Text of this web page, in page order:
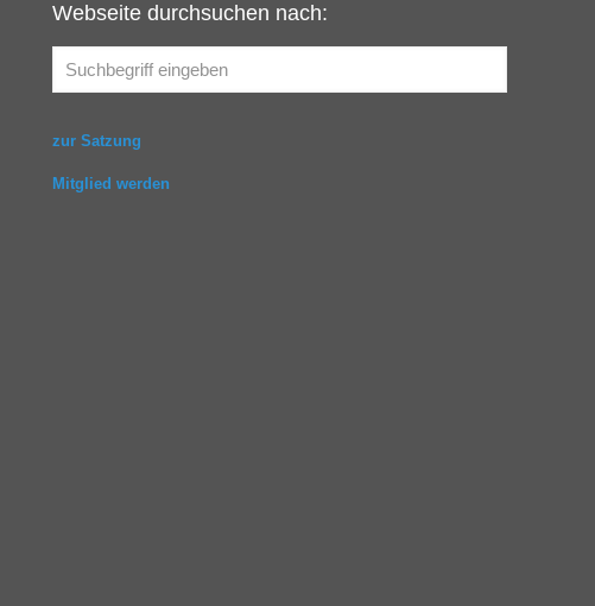
Webseite durchsuchen nach:
zur Satzung
Mitglied werden